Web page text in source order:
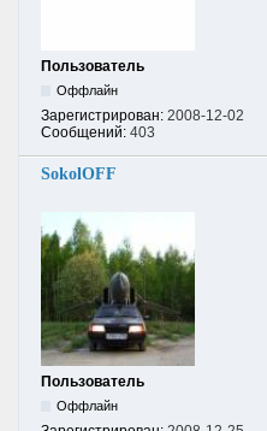
Пользователь
Оффлайн
Зарегистрирован: 2008-12-02
Сообщений: 403
SokolOFF
Пользователь
Оффлайн